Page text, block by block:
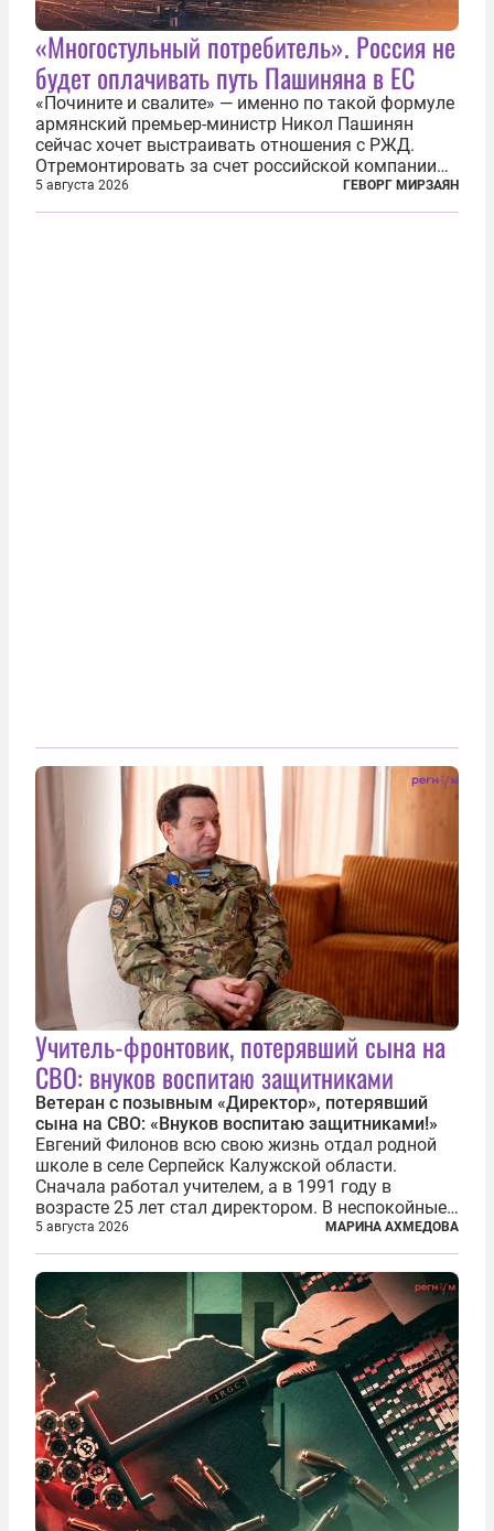
«Многостульный потребитель». Россия не
будет оплачивать путь Пашиняна в ЕС
«Почините и свалите» — именно по такой формуле
армянский премьер-министр Никол Пашинян
сейчас хочет выстраивать отношения с РЖД.
Отремонтировать за счет российской компании
железнодорожную инфраструктуру в районе
прохождения TRIPP (коридора, который должен
5 августа 2026 ГЕВОРГ МИРЗАЯН
Учитель-фронтовик, потерявший сына на
СВО: внуков воспитаю защитниками
Ветеран с позывным «Директор», потерявший
сына на СВО: «Внуков воспитаю защитниками!»
Евгений Филонов всю свою жизнь отдал родной
школе в селе Серпейск Калужской области.
Сначала работал учителем, а в 1991 году в
возрасте 25 лет стал директором. В неспокойные
90-е он сумел спасти школу от закрытия и со
временем сделал ее лучшей в районе. В 2023 году
в возрасте 57 лет вслед за сыном...
5 августа 2026 МАРИНА АХМЕДОВА